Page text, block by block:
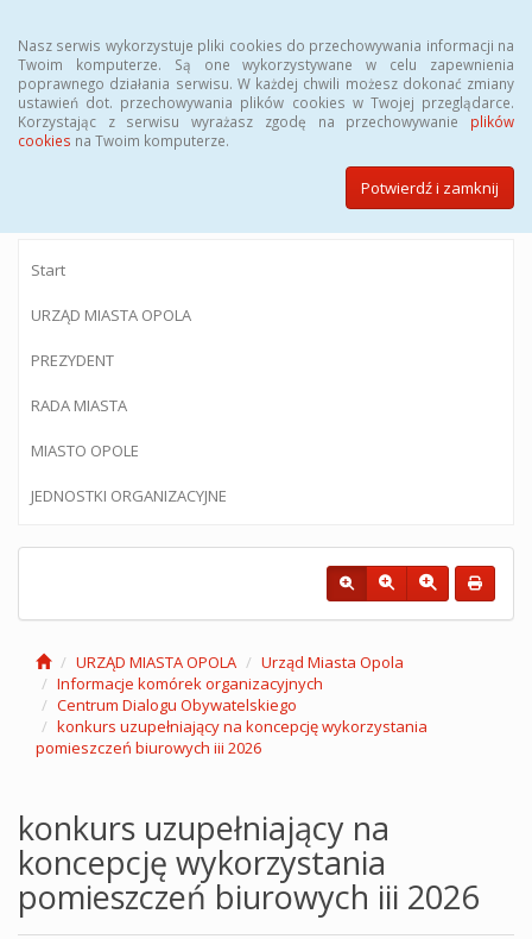
Nasz serwis wykorzystuje pliki cookies do przechowywania informacji na
Twoim komputerze. Są one wykorzystywane w celu zapewnienia
poprawnego działania serwisu. W każdej chwili możesz dokonać zmiany
ustawień dot. przechowywania plików cookies w Twojej przeglądarce.
Korzystając z serwisu wyrażasz zgodę na przechowywanie plików
cookies na Twoim komputerze.
Potwierdź i zamknij
BIULETYN INFORMACJI PUBLICZNEJ
Urzędu Miasta Opola
Start
URZĄD MIASTA OPOLA
PREZYDENT
RADA MIASTA
MIASTO OPOLE
JEDNOSTKI ORGANIZACYJNE
URZĄD MIASTA OPOLA
Urząd Miasta Opola
Informacje komórek organizacyjnych
Centrum Dialogu Obywatelskiego
konkurs uzupełniający na koncepcję wykorzystania
pomieszczeń biurowych iii 2026
konkurs uzupełniający na
koncepcję wykorzystania
pomieszczeń biurowych iii 2026